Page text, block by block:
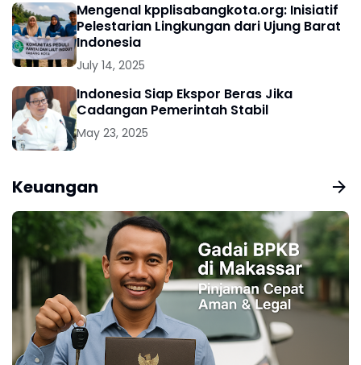
Mengenal kpplisabangkota.org: Inisiatif
Pelestarian Lingkungan dari Ujung Barat
Indonesia
July 14, 2025
Indonesia Siap Ekspor Beras Jika
Cadangan Pemerintah Stabil
May 23, 2025
Keuangan